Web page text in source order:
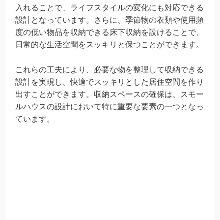
入れることで、ライフスタイルの変化にも対応できる
設計となっています。さらに、季節物の衣類や使用頻
度の低い物品を収納できる床下収納を設けることで、
日常的な生活空間をスッキリと保つことができます。
これらの工夫により、必要な物を整理して収納できる
設計を実現し、快適でスッキリとした居住空間を作り
出すことができます。収納スペースの確保は、スモー
ルハウスの設計において特に重要な要素の一つとなっ
ています。